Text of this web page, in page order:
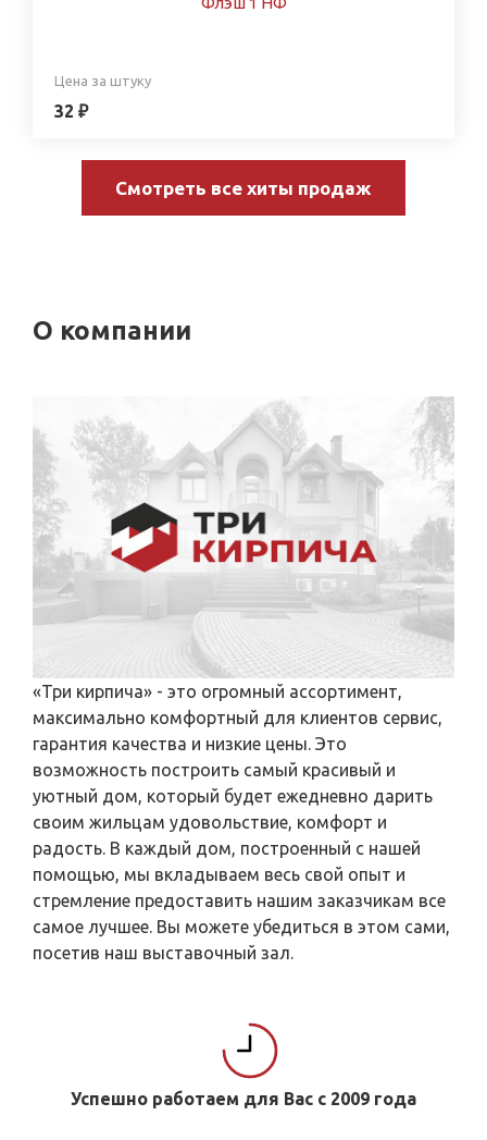
Цена за штуку
32 ₽
Смотреть все хиты продаж
О компании
«Три кирпича» - это огромный ассортимент,
максимально комфортный для клиентов сервис,
гарантия качества и низкие цены. Это
возможность построить самый красивый и
уютный дом, который будет ежедневно дарить
своим жильцам удовольствие, комфорт и
радость. В каждый дом, построенный с нашей
помощью, мы вкладываем весь свой опыт и
стремление предоставить нашим заказчикам все
самое лучшее. Вы можете убедиться в этом сами,
посетив наш выставочный зал.
Успешно работаем для Вас с 2009 года